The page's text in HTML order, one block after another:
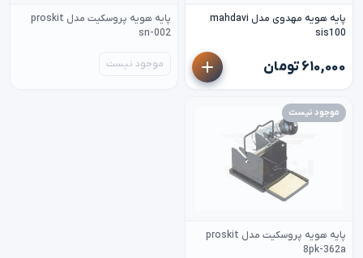
پایه هویه مهدوی مدل mahdavi
sis100
۶۱۰,۰۰۰ تومان
پایه هویه پروسکیت مدل proskit
sn-002
موجود نیست
موجود نیست
پایه هویه پروسکیت مدل proskit
8pk-362a